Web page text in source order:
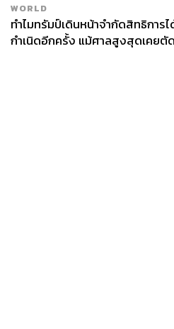
WORLD
ทำไมทรัมป์เดินหน้าจำกัดสิทธิการ
กำเนิดอีกครั้ง แม้ศาลสูงสุดเคยตั